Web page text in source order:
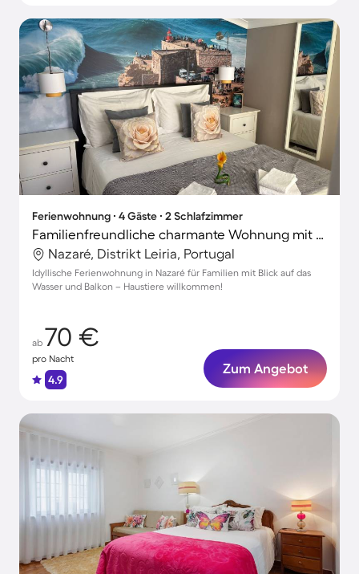
Ferienwohnung ∙ 4 Gäste ∙ 2 Schlafzimmer
Familienfreundliche charmante Wohnung mit Terrasse | Neben dem Strand | Haustiere erlaubt
Nazaré, Distrikt Leiria, Portugal
Idyllische Ferienwohnung in Nazaré für Familien mit Blick auf das
Wasser und Balkon – Haustiere willkommen!
ab 70 €
pro Nacht
4.9
Zum Angebot